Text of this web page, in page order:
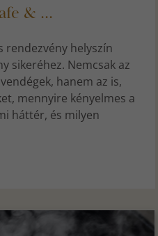
& ...
rendezvény helyszín
sikeréhez. Nemcsak az
hanem az is,
mennyire kényelmes a
háttér, és milyen